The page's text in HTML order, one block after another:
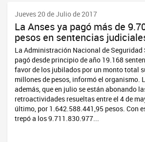
Jueves 20 de Julio de 2017
La Anses ya pagó más de
pesos en sentencias
La Administración Nacional de Seguridad
pagó desde principio de año 19.168
favor de los jubilados por un monto total
millones de pesos, informó el organismo.
además, que en julio se están abonando
retroactividades resueltas entre el 4 de
último, por 1.642.588.441,95 pesos. Con
trepó a los 9.711.830.977...